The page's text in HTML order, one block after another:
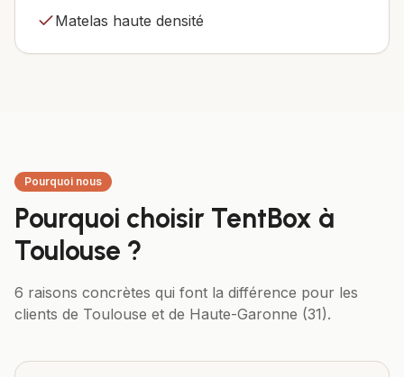
Matelas haute densité
Pourquoi nous
Pourquoi choisir TentBox à
Toulouse ?
6 raisons concrètes qui font la différence pour les
clients de Toulouse et de Haute-Garonne (31).